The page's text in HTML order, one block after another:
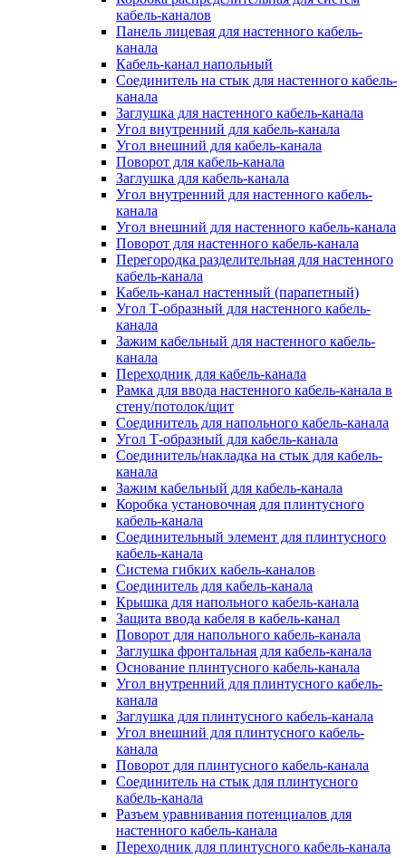
кабель-каналов
Панель лицевая для настенного кабель-
канала
Кабель-канал напольный
Соединитель на стык для настенного кабель-
канала
Заглушка для настенного кабель-канала
Угол внутренний для кабель-канала
Угол внешний для кабель-канала
Поворот для кабель-канала
Заглушка для кабель-канала
Угол внутренний для настенного кабель-
канала
Угол внешний для настенного кабель-канала
Поворот для настенного кабель-канала
Перегородка разделительная для настенного
кабель-канала
Кабель-канал настенный (парапетный)
Угол Т-образный для настенного кабель-
канала
Зажим кабельный для настенного кабель-
канала
Переходник для кабель-канала
Рамка для ввода настенного кабель-канала в
стену/потолок/щит
Соединитель для напольного кабель-канала
Угол Т-образный для кабель-канала
Соединитель/накладка на стык для кабель-
канала
Зажим кабельный для кабель-канала
Коробка установочная для плинтусного
кабель-канала
Соединительный элемент для плинтусного
кабель-канала
Система гибких кабель-каналов
Соединитель для кабель-канала
Крышка для напольного кабель-канала
Защита ввода кабеля в кабель-канал
Поворот для напольного кабель-канала
Заглушка фронтальная для кабель-канала
Основание плинтусного кабель-канала
Угол внутренний для плинтусного кабель-
канала
Заглушка для плинтусного кабель-канала
Угол внешний для плинтусного кабель-
канала
Поворот для плинтусного кабель-канала
Соединитель на стык для плинтусного
кабель-канала
Разъем уравнивания потенциалов для
настенного кабель-канала
Переходник для плинтусного кабель-канала